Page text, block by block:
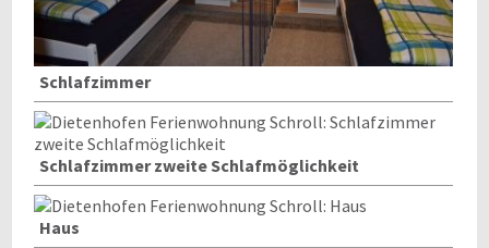
Schlafzimmer
Schlafzimmer zweite Schlafmöglichkeit
Haus